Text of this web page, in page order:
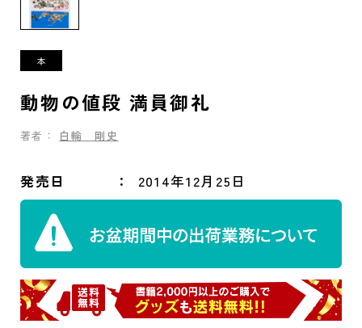
動物の値段 満員御礼
著者： 白輪 剛史
発売日 2014年12月25日